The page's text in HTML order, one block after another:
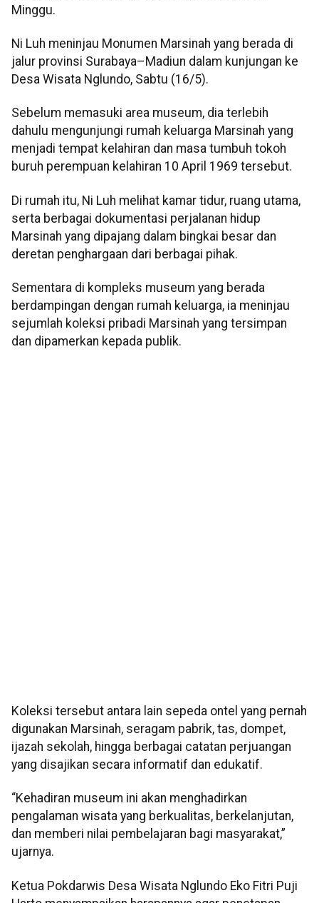
Minggu.
Ni Luh meninjau Monumen Marsinah yang berada di
jalur provinsi Surabaya–Madiun dalam kunjungan ke
Desa Wisata Nglundo, Sabtu (16/5).
Sebelum memasuki area museum, dia terlebih
dahulu mengunjungi rumah keluarga Marsinah yang
menjadi tempat kelahiran dan masa tumbuh tokoh
buruh perempuan kelahiran 10 April 1969 tersebut.
Di rumah itu, Ni Luh melihat kamar tidur, ruang utama,
serta berbagai dokumentasi perjalanan hidup
Marsinah yang dipajang dalam bingkai besar dan
deretan penghargaan dari berbagai pihak.
Sementara di kompleks museum yang berada
berdampingan dengan rumah keluarga, ia meninjau
sejumlah koleksi pribadi Marsinah yang tersimpan
dan dipamerkan kepada publik.
Koleksi tersebut antara lain sepeda ontel yang pernah
digunakan Marsinah, seragam pabrik, tas, dompet,
ijazah sekolah, hingga berbagai catatan perjuangan
yang disajikan secara informatif dan edukatif.
“Kehadiran museum ini akan menghadirkan
pengalaman wisata yang berkualitas, berkelanjutan,
dan memberi nilai pembelajaran bagi masyarakat,”
ujarnya.
Ketua Pokdarwis Desa Wisata Nglundo Eko Fitri Puji